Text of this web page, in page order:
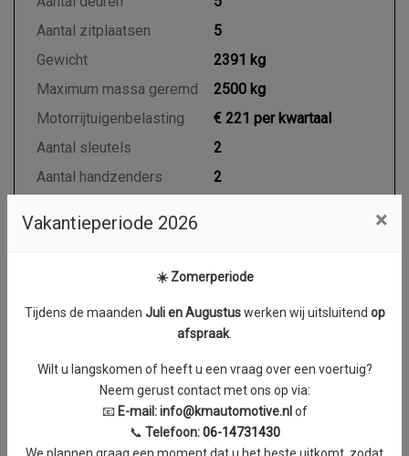
Aantal zitplaatsen
5
Gewicht
2391 kg
Maximum massa geremd
2500 kg
Motorrijtuigenbelasting
€ 221 per kwartaal
Aantal sleutels
2
Aantal handzenders
2
Transmissie
Automaat
Cilinderinhoud
1950 cc
174 kW / 236 PK
220 km/h
Vakantieperiode 2026 ×
☀️ Zomerperiode
Tijdens de maanden Juli en Augustuswerken wij uitsluitend op
afspraak.
Wilt u langskomen of heeft u een vraag over een voertuig?
Neem gerust contact met ons op via:
📧 E-mail:info@kmautomotive.nlof
📞 Telefoon:06-14731430
We plannen graag een moment dat u het beste uitkomt, zodat